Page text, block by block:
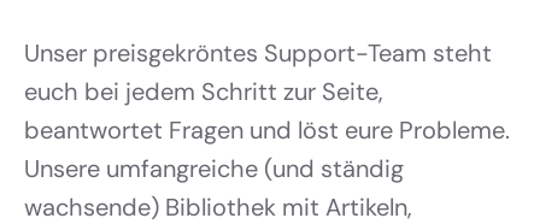
Unser preisgekröntes Support-Team steht
euch bei jedem Schritt zur Seite,
beantwortet Fragen und löst eure Probleme.
Unsere umfangreiche (und ständig
wachsende) Bibliothek mit Artikeln,